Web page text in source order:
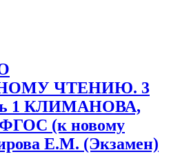
ЧТЕНИЮ. 3
1 КЛИМАНОВА,
(к новому
Е.М. (Экзамен)